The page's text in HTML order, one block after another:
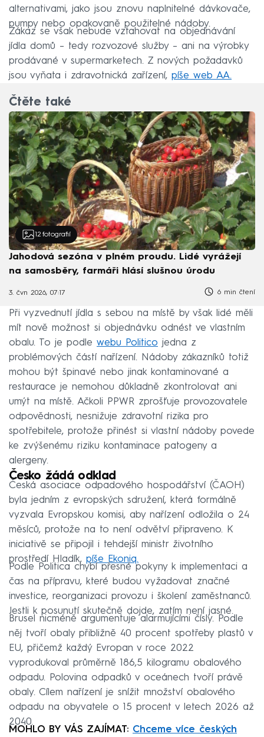
alternativami, jako jsou znovu naplnitelné dávkovače,
pumpy nebo opakovaně použitelné nádoby.
Zákaz se však nebude vztahovat na objednávání
jídla domů – tedy rozvozové služby – ani na výrobky
prodávané v supermarketech. Z nových požadavků
jsou vyňata i zdravotnická zařízení, píše web AA.
Čtěte také
12 fotografií
Jahodová sezóna v plném proudu. Lidé vyrážejí
na samosběry, farmáři hlásí slušnou úrodu
3. čvn 2026, 07:17 6 min čtení
Při vyzvednutí jídla s sebou na místě by však lidé měli
mít nově možnost si objednávku odnést ve vlastním
obalu. To je podle webu Politico jedna z
problémových částí nařízení. Nádoby zákazníků totiž
mohou být špinavé nebo jinak kontaminované a
restaurace je nemohou důkladně zkontrolovat ani
umýt na místě. Ačkoli PPWR zprošťuje provozovatele
odpovědnosti, nesnižuje zdravotní rizika pro
spotřebitele, protože přinést si vlastní nádoby povede
ke zvýšenému riziku kontaminace patogeny a
alergeny.
Česko žádá odklad
Česká asociace odpadového hospodářství (ČAOH)
byla jedním z evropských sdružení, která formálně
vyzvala Evropskou komisi, aby nařízení odložila o 24
měsíců, protože na to není odvětví připraveno. K
iniciativě se připojil i tehdejší ministr životního
prostředí Hladík, píše Ekoniq.
Podle Politica chybí přesné pokyny k implementaci a
čas na přípravu, které budou vyžadovat značné
investice, reorganizaci provozu i školení zaměstnanců.
Jestli k posunutí skutečně dojde, zatím není jasné.
Brusel nicméně argumentuje alarmujícími čísly. Podle
něj tvoří obaly přibližně 40 procent spotřeby plastů v
EU, přičemž každý Evropan v roce 2022
vyprodukoval průměrně 186,5 kilogramu obalového
odpadu. Polovina odpadků v oceánech tvoří právě
obaly. Cílem nařízení je snížit množství obalového
odpadu na obyvatele o 15 procent v letech 2026 až
2040.
MOHLO BY VÁS ZAJÍMAT: Chceme více českých